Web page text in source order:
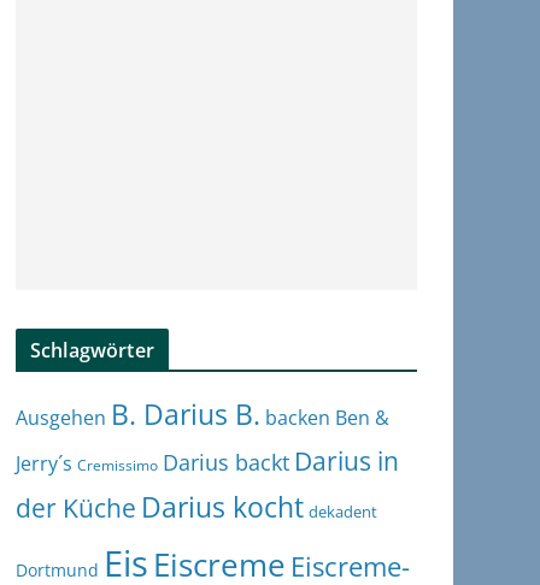
Schlagwörter
Ausgehen B. Darius B. backen Ben &
Jerry´s Cremissimo Darius backt Darius in
der Küche Darius kocht dekadent
Dortmund EisEiscreme Eiscreme-